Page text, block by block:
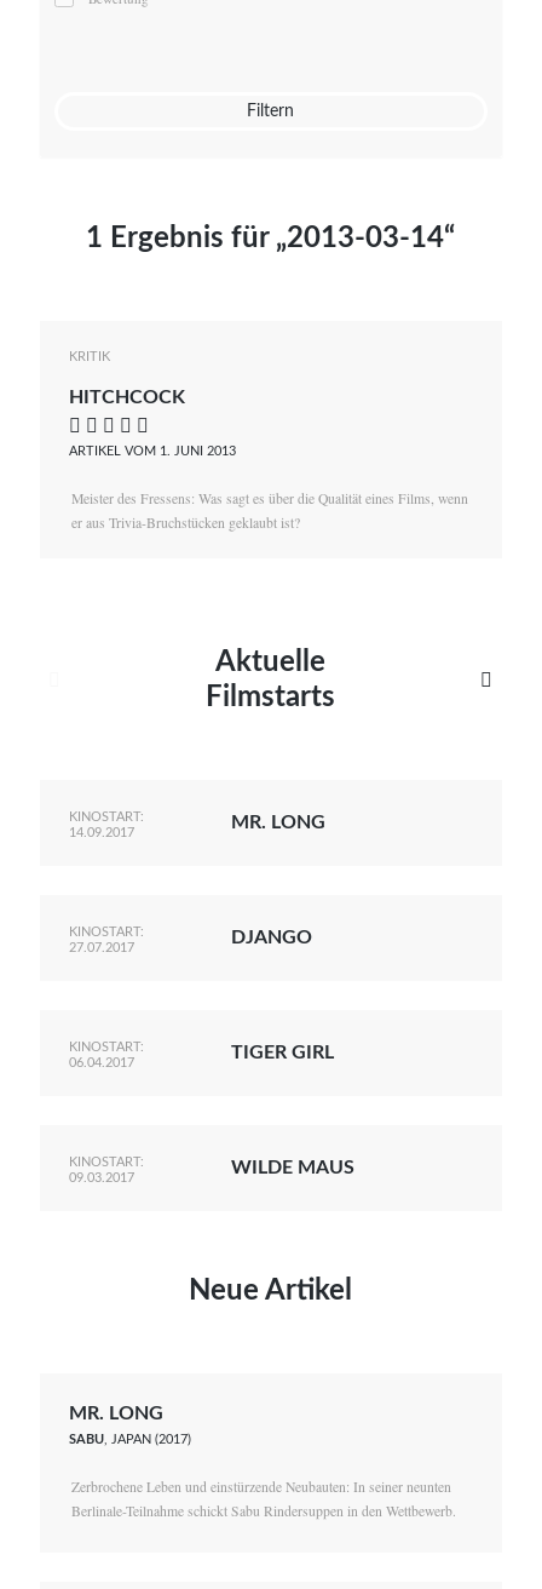
Mato von Vogelstein
Filtern
1 Ergebnis für „2013-03-14“
KRITIK
HITCHCOCK
    
ARTIKEL VOM 1. JUNI 2013
Meister des Fressens: Was sagt es über die Qualität eines Films, wenn
er aus Trivia-Bruchstücken geklaubt ist?
Aktuelle
Filmstarts

KINOSTART:
14.09.2017
MR. LONG
KINOSTART:
27.07.2017
DJANGO
KINOSTART:
06.04.2017
TIGER GIRL
KINOSTART:
09.03.2017
WILDE MAUS
Neue Artikel
MR. LONG
SABU, JAPAN (2017)
Zerbrochene Leben und einstürzende Neubauten: In seiner neunten
Berlinale-Teilnahme schickt Sabu Rindersuppen in den Wettbewerb.